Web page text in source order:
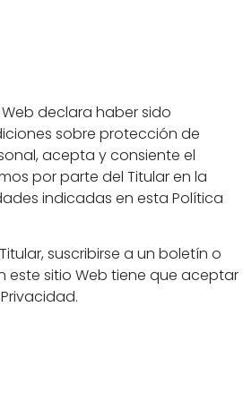
declara haber sido
sobre protección de
acepta y consiente el
por parte del Titular en la
indicadas en esta Política
suscribirse a un boletín o
este sitio Web tiene que aceptar